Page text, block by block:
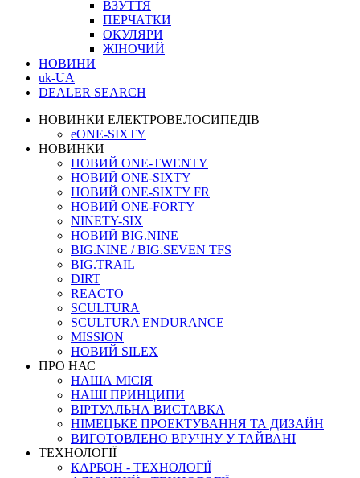
ВЗУТТЯ
ПЕРЧАТКИ
ОКУЛЯРИ
ЖІНОЧИЙ
НОВИНИ
uk-UA
DEALER SEARCH
НОВИНКИ ЕЛЕКТРОВЕЛОСИПЕДІВ
eONE-SIXTY
НОВИНКИ
НОВИЙ ONE-TWENTY
НОВИЙ ONE-SIXTY
НОВИЙ ONE-SIXTY FR
НОВИЙ ONE-FORTY
NINETY-SIX
НОВИЙ BIG.NINE
BIG.NINE / BIG.SEVEN TFS
BIG.TRAIL
DIRT
REACTO
SCULTURA
SCULTURA ENDURANCE
MISSION
НОВИЙ SILEX
ПРО НАС
НАША МICIЯ
НАШI ПРИНЦИПИ
ВIРТУАЛЬНА ВИСТАВКА
НІМЕЦЬКЕ ПРОЕКТУВАННЯ ТА ДИЗАЙН
ВИГОТОВЛЕНО ВРУЧНУ У ТАЙВАНІ
ТЕХНОЛОГІЇ
КАРБОН - ТЕХНОЛОГІЇ